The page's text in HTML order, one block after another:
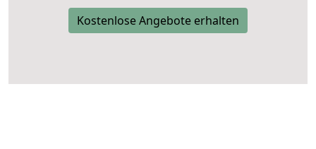
Kostenlose Angebote erhalten